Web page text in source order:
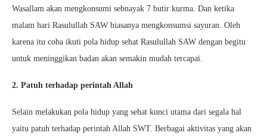
Wasallam akan mengkonsumi sebnayak 7 butir kurma. Dan ketika
malam hari Rasulullah SAW biasanya mengkonsumsi sayuran. Oleh
karena itu coba ikuti pola hidup sehat Rasulullah SAW dengan begitu
untuk meninggikan badan akan semakin mudah tercapai.
2. Patuh terhadap perintah Allah
Selain melakukan pola hidup yang sehat kunci utama dari segala hal
yaitu patuh terhadap perintah Allah SWT. Berbagai aktivitas yang akan